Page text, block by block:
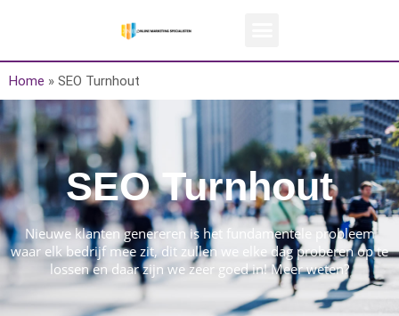
Home » SEO Turnhout
SEO Turnhout
Nieuwe klanten genereren is het fundamentele probleem
waar elk bedrijf mee zit, dit zullen we elke dag proberen op te
lossen en daar zijn we zeer goed in! Meer weten?